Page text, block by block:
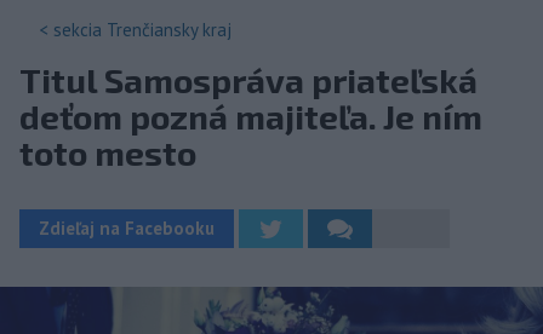
< sekcia Trenčiansky kraj
Titul Samospráva priateľská
deťom pozná majiteľa. Je ním
toto mesto
Zdieľaj na Facebooku